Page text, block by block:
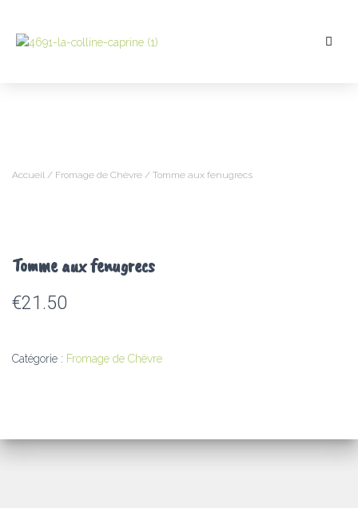
Accueil / Fromage de Chèvre / Tomme aux fenugrecs
Tomme aux fenugrecs
€21.50
Catégorie : Fromage de Chèvre